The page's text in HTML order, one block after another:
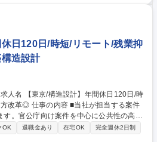
両面から、プロジェクトに関わる多数の専
ールします。 ・工事の工程表から逆算
いつまでに必要か」を判断し、外部の専
各社から上がってくるBIMデータの提出状
ー
ロジェクトの潤滑油
休日120日/時短/リモート/残業抑
造設計
担当する案件
す。官公庁向け案件を中心に公共性の高い
内容の変更の範囲：当社業務全般 ≪案
ョンなど様々で、国内物件はもちろん今
OK 退職金あり 在宅OK
完全週休2日制